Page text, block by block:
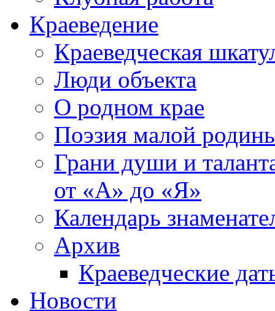
Краеведение
Краеведческая
Люди объекта
О родном крае
Поэзия малой
Грани души и
от «А» до «Я»
Календарь
Архив
Краеведческие
Новости